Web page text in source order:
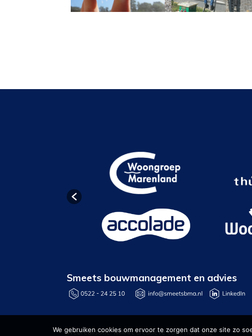
Smeets bouwmanagement en advies
Webrealisatie: MillArt creatieve communicatie
We gebruiken cookies om ervoor te zorgen dat onze site zo